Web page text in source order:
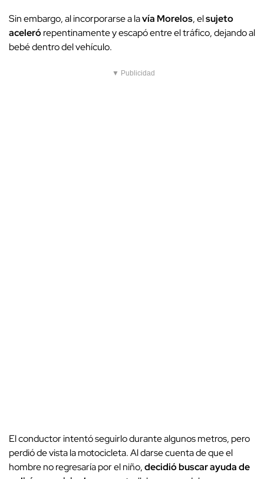
Sin embargo, al incorporarse a lavía Morelos, elsujeto
acelerórepentinamente y escapó entre el tráfico, dejando al
bebé dentro del vehículo.
▼ Publicidad
El conductor intentó seguirlo durante algunos metros, pero
perdió de vista la motocicleta. Al darse cuenta de que el
hombre no regresaría por el niño,decidió buscar ayuda de